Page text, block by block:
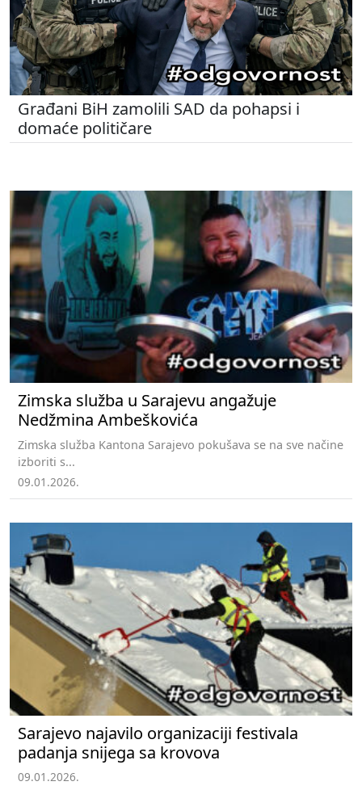
Građani BiH zamolili SAD da pohapsi i
domaće političare
Zimska služba u Sarajevu angažuje
Nedžmina Ambeškovića
Zimska služba Kantona Sarajevo pokušava se na sve načine
izboriti s...
09.01.2026.
Sarajevo najavilo organizaciji festivala
padanja snijega sa krovova
09.01.2026.